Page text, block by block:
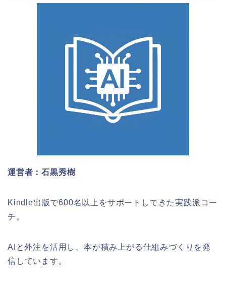
運営者：石黒秀樹
Kindle出版で600名以上をサポートしてきた実践派コー
チ。
AIと外注を活用し、本が積み上がる仕組みづくりを発
信しています。